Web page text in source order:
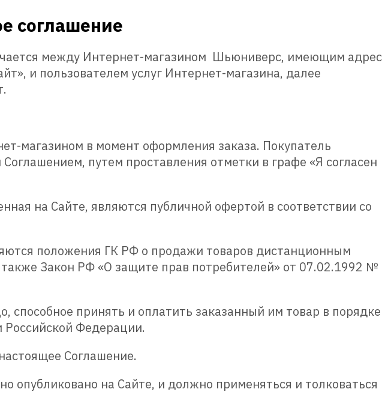
соглашение
между Интернет-магазином Шьюниверс, имеющим адрес
и пользователем услуг Интернет-магазина, далее
магазином в момент оформления заказа. Покупатель
путем проставления отметки в графе «Я согласен
на Сайте, являются публичной офертой в соответствии со
положения ГК РФ о продажи товаров дистанционным
Закон РФ «О защите прав потребителей» от 07.02.1992 №
принять и оплатить заказанный им товар в порядке
Российской Федерации.
Соглашение.
опубликовано на Сайте, и должно применяться и толковаться